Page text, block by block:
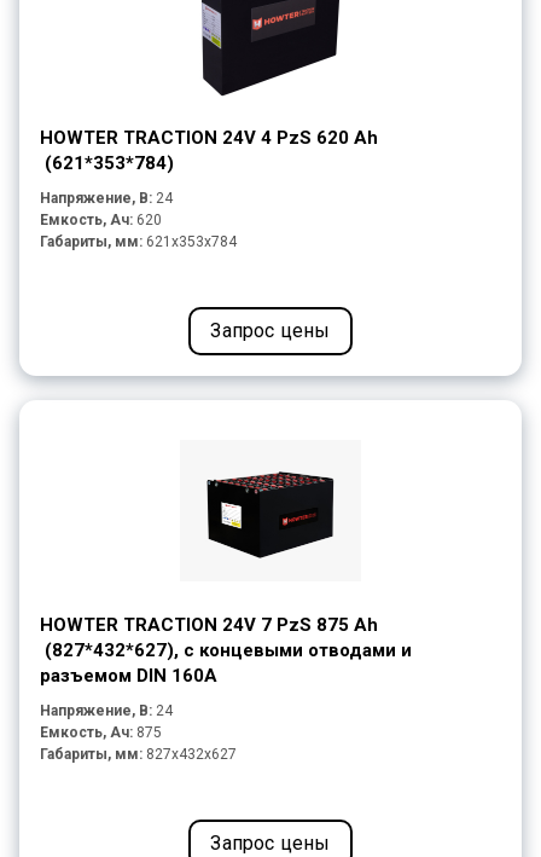
HOWTER TRACTION 24V 4 PzS 620 Ah
(621*353*784)
Напряжение, В: 24
Емкость, Ач: 620
Габариты, мм: 621x353x784
Запрос цены
HOWTER TRACTION 24V 7 PzS 875 Ah
(827*432*627), с концевыми отводами и
разъемом DIN 160A
Напряжение, В: 24
Емкость, Ач: 875
Габариты, мм: 827x432x627
Запрос цены